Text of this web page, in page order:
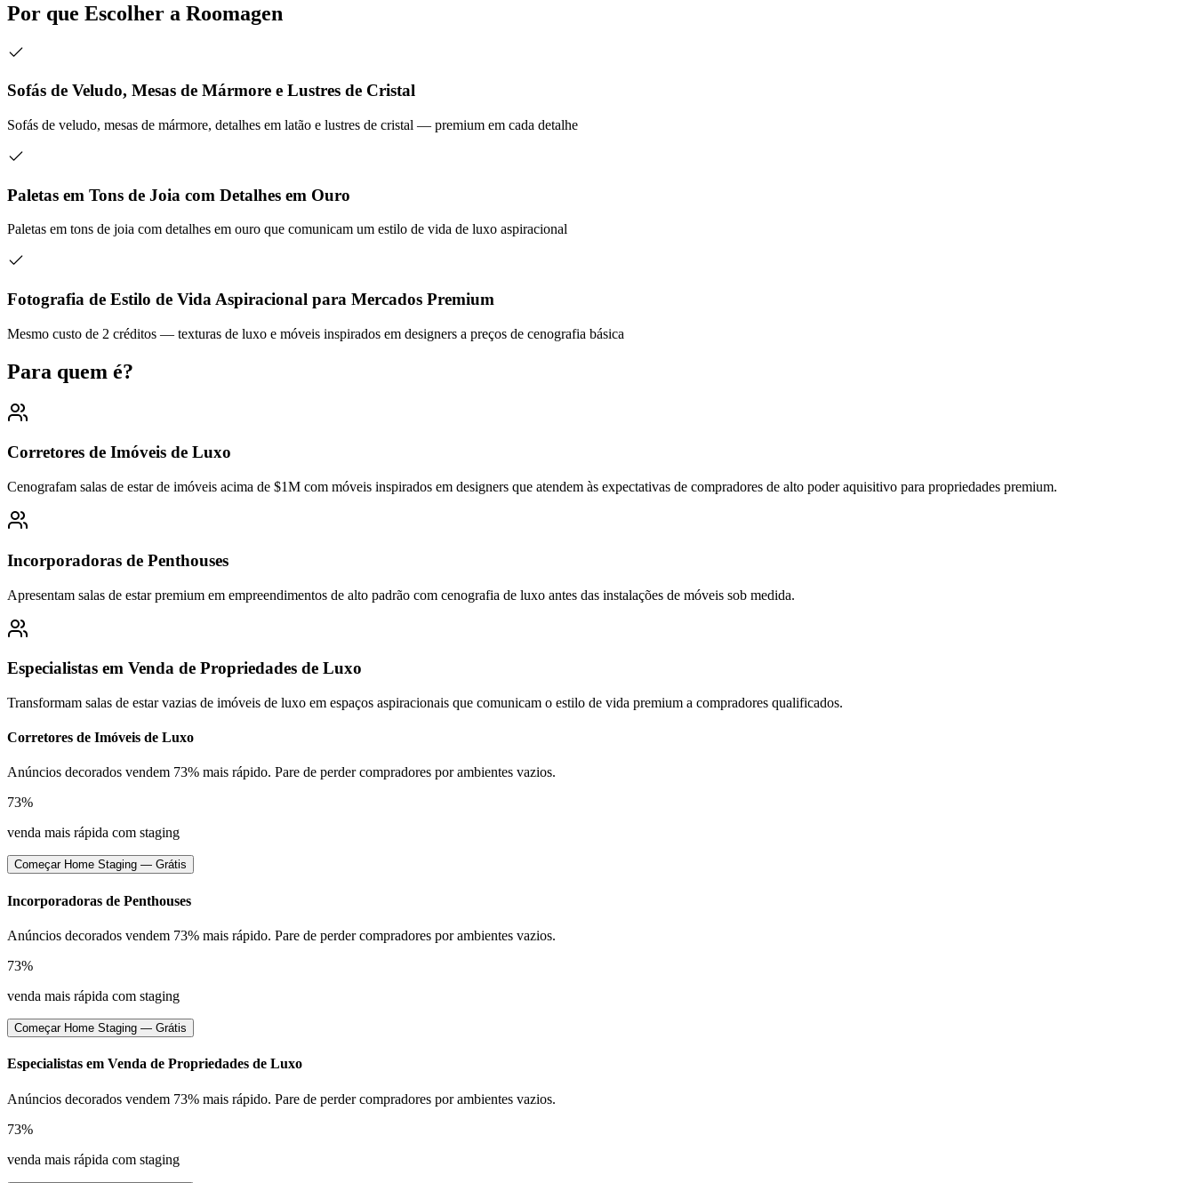
Por que Escolher a Roomagen
Sofás de Veludo, Mesas de Mármore e Lustres de Cristal
Sofás de veludo, mesas de mármore, detalhes em latão e lustres de cristal — premium em cada detalhe
Paletas em Tons de Joia com Detalhes em Ouro
Paletas em tons de joia com detalhes em ouro que comunicam um estilo de vida de luxo aspiracional
Fotografia de Estilo de Vida Aspiracional para Mercados Premium
Mesmo custo de 2 créditos — texturas de luxo e móveis inspirados em designers a preços de cenografia básica
Para quem é?
Corretores de Imóveis de Luxo
Cenografam salas de estar de imóveis acima de $1M com móveis inspirados em designers que atendem às expectativas de compradores de alto poder aquisitivo para propriedades premium.
Incorporadoras de Penthouses
Apresentam salas de estar premium em empreendimentos de alto padrão com cenografia de luxo antes das instalações de móveis sob medida.
Especialistas em Venda de Propriedades de Luxo
Transformam salas de estar vazias de imóveis de luxo em espaços aspiracionais que comunicam o estilo de vida premium a compradores qualificados.
Corretores de Imóveis de Luxo
Anúncios decorados vendem 73% mais rápido. Pare de perder compradores por ambientes vazios.
73%
venda mais rápida com staging
Começar Home Staging — Grátis
Incorporadoras de Penthouses
Anúncios decorados vendem 73% mais rápido. Pare de perder compradores por ambientes vazios.
73%
venda mais rápida com staging
Começar Home Staging — Grátis
Especialistas em Venda de Propriedades de Luxo
Anúncios decorados vendem 73% mais rápido. Pare de perder compradores por ambientes vazios.
73%
venda mais rápida com staging